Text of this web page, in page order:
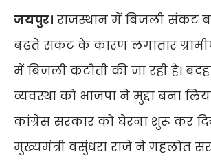
जयपुर। राजस्थान में बिजली संकट
बढ़ते संकट के कारण लगातार ग्रामीण
में बिजली कटौती की जा रही है।
व्यवस्था को भाजपा ने मुद्दा बना
कांग्रेस सरकार को घेरना शुरू कर
मुख्यमंत्री वसुंधरा राजे ने गहलोत